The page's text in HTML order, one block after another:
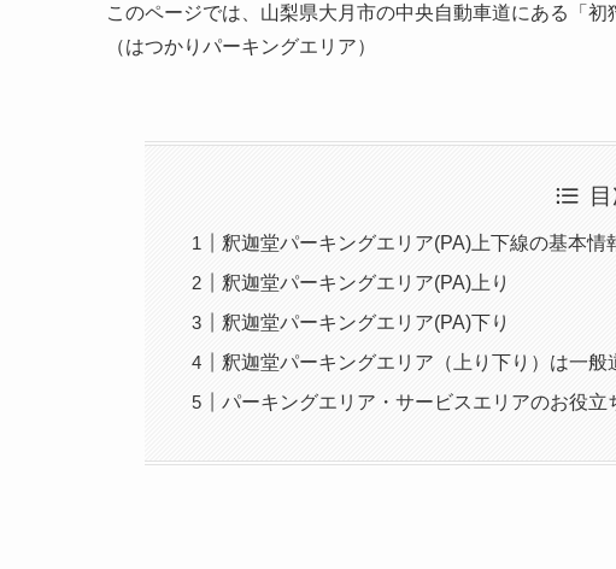
このページでは、山梨県大月市の中央自動車道にある「
（はつかりパーキングエリア）
釈迦堂パーキングエリア(PA)上下線の基本情
釈迦堂パーキングエリア(PA)上り
釈迦堂パーキングエリア(PA)下り
釈迦堂パーキングエリア（上り下り）は一般
パーキングエリア・サービスエリアのお役立